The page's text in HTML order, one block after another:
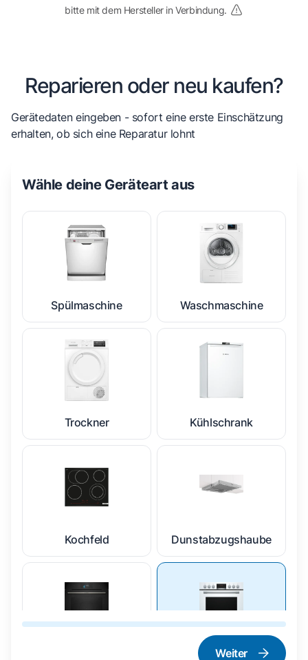
bitte mit dem Hersteller in Verbindung.
Reparieren oder neu kaufen?
Gerätedaten eingeben - sofort eine erste Einschätzung
erhalten, ob sich eine Reparatur lohnt
Wähle deine Geräteart aus
Spülmaschine Waschmaschine
Trockner Kühlschrank
Kochfeld Dunstabzugshaube
Herd und Backofen
Weiter